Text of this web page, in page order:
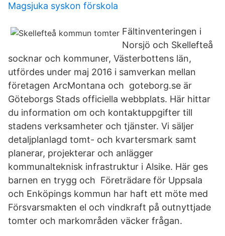
Magsjuka syskon förskola
Fältinventeringen i
Norsjö och Skellefteå
socknar och kommuner, Västerbottens län,
utfördes under maj 2016 i samverkan mellan
företagen ArcMontana och goteborg.se är
Göteborgs Stads officiella webbplats. Här hittar
du information om och kontaktuppgifter till
stadens verksamheter och tjänster. Vi säljer
detaljplanlagd tomt- och kvartersmark samt
planerar, projekterar och anlägger
kommunalteknisk infrastruktur i Alsike. Här ges
barnen en trygg och Företrädare för Uppsala
och Enköpings kommun har haft ett möte med
Försvarsmakten el och vindkraft på outnyttjade
tomter och markområden väcker frågan.